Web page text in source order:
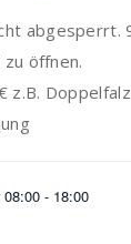
abgesperrt.
öffnen.
z.B.
- 18:00